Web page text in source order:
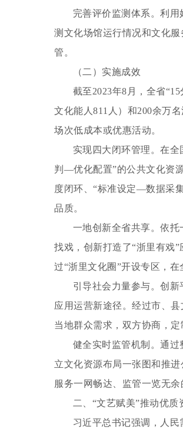
完善评价监测体系。 利用
测文化场馆运行情况和文化
管。
（二）实施成效
截至2023年8月，全省“15
文化能人811人）和200余万
场次低成本或优惠活动。
实现四大闭环管理。 在全
判—优化配置”的公共文化资
度闭环、“标准设定—数据采
品质。
一地创新全省共享。 依托
找戏，创新打造了“浙里有戏
过“浙里文化圈”开设专区，在
引导社会力量参与。 创新
应用运营新途径。经过市、
当地群众需求，双方协商，定
健全实时监管机制。 通过
立文化资源布局一张图和推
服务一网畅达、监管一览无余
二、“文艺赋美”推动优质
习近平总书记强调，人民需